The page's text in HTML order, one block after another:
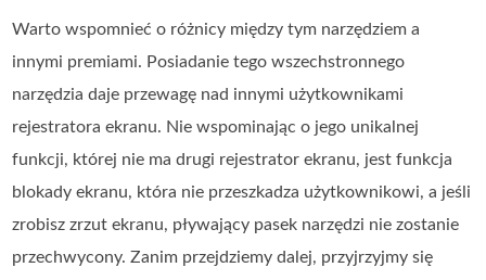
Warto wspomnieć o różnicy między tym narzędziem a
innymi premiami. Posiadanie tego wszechstronnego
narzędzia daje przewagę nad innymi użytkownikami
rejestratora ekranu. Nie wspominając o jego unikalnej
funkcji, której nie ma drugi rejestrator ekranu, jest funkcja
blokady ekranu, która nie przeszkadza użytkownikowi, a jeśli
zrobisz zrzut ekranu, pływający pasek narzędzi nie zostanie
przechwycony. Zanim przejdziemy dalej, przyjrzyjmy się